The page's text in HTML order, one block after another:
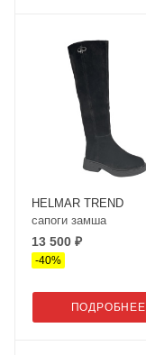
HELMAR TREND
сапоги замша
13 500 ₽
-40%
ПОДРОБНЕЕ